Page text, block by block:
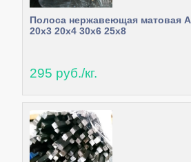
Полоса нержавеющая матовая
20х3 20х4 30х6 25х8
295 руб./кг.